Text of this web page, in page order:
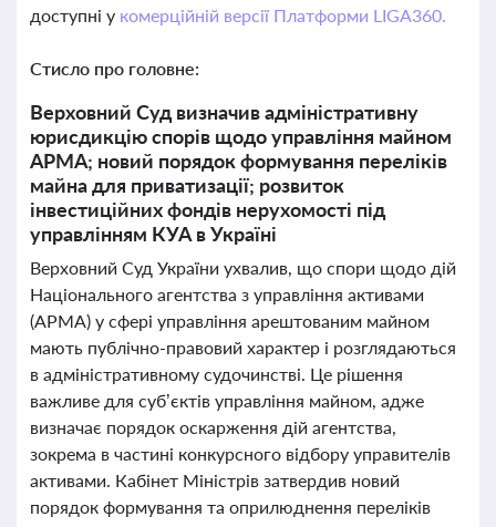
доступні у комерційній версії Платформи LIGA360.
Стисло про головне:
Верховний Суд визначив адміністративну
юрисдикцію спорів щодо управління майном
АРМА; новий порядок формування переліків
майна для приватизації; розвиток
інвестиційних фондів нерухомості під
управлінням КУА в Україні
Верховний Суд України ухвалив, що спори щодо дій
Національного агентства з управління активами
(АРМА) у сфері управління арештованим майном
мають публічно-правовий характер і розглядаються
в адміністративному судочинстві. Це рішення
важливе для суб’єктів управління майном, адже
визначає порядок оскарження дій агентства,
зокрема в частині конкурсного відбору управителів
активами. Кабінет Міністрів затвердив новий
порядок формування та оприлюднення переліків